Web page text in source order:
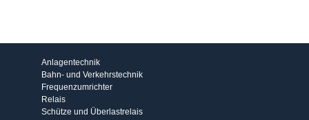
Anlagentechnik
Bahn- und Verkehrstechnik
Frequenzumrichter
Relais
Schütze und Überlastrelais